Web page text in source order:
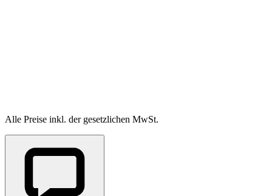
Alle Preise inkl. der gesetzlichen MwSt.